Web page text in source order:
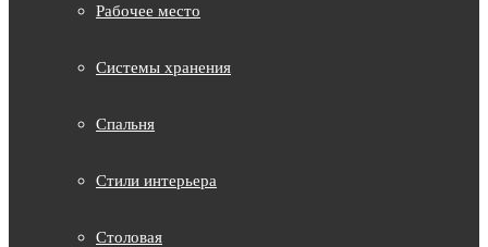
Рабочее место
Системы хранения
Спальня
Стили интерьера
Столовая